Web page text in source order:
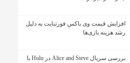
افزایش قیمت وی باکس فورتنایت به دلیل
رشد هزینه بازی‌ها
بررسی سریال Alice and Steve در Hulu با